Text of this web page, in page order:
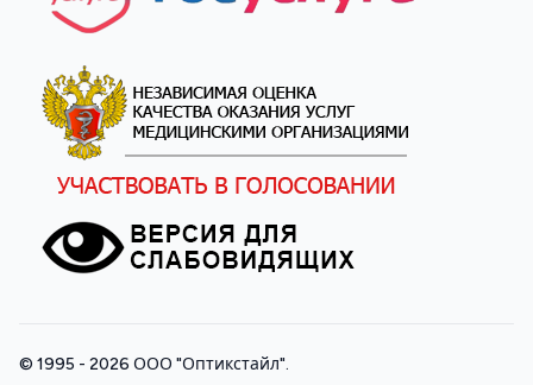
© 1995 - 2026 ООО "Оптикстайл".